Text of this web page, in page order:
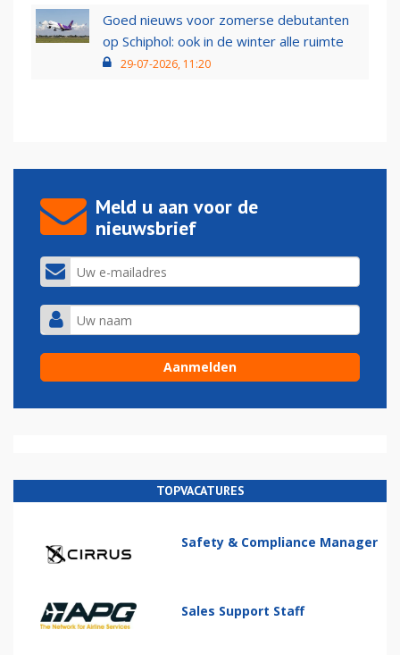
Goed nieuws voor zomerse debutanten
op Schiphol: ook in de winter alle ruimte
29-07-2026, 11:20
Meld u aan voor de
nieuwsbrief
TOPVACATURES
Safety & Compliance Manager
Sales Support Staff